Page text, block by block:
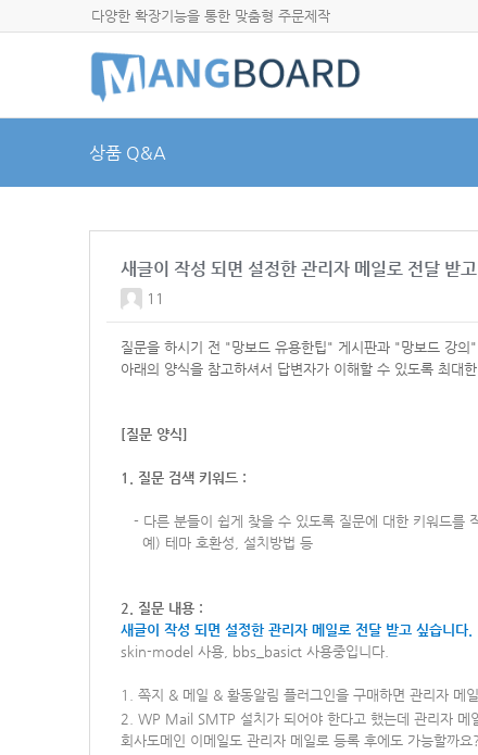
다양한 확장기능을 통한 맞춤형 주문제작
상품 Q&A
새글이 작성 되면 설정한 관리자 메일로 전달 받
11
질문을 하시기 전 "망보드 유용한팁" 게시판과 "망보드 강
아래의 양식을 참고하셔서 답변자가 이해할 수 있도록 최대
[질문 양식]
1. 질문 검색 키워드 :
- 다른 분들이 쉽게 찾을 수 있도록 질문에 대한 키워드를
예) 테마 호환성, 설치방법 등
2. 질문 내용 :
새글이 작성 되면 설정한 관리자 메일로 전달 받고 싶습니다.
skin-model 사용, bbs_basict 사용중입니다.
1. 쪽지 & 메일 & 활동알림 플러그인을 구매하면 관리자 메
2. WP Mail SMTP 설치가 되어야 한다고 했는데 관리자 메
회사도메인 이메일도 관리자 메일로 등록 후에도 가능할까요?